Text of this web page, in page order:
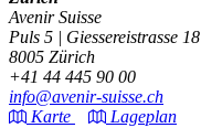
Avenir Suisse
Puls 5 | Giessereistrasse 18
8005 Zürich
+41 44 445 90 00
info@avenir-suisse.ch
Karte
Lageplan